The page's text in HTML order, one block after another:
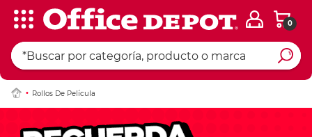
0
Rollos De Película